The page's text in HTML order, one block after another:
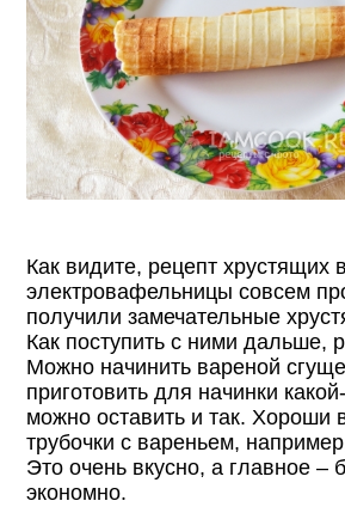
Как видите, рецепт хрустящих
электровафельницы совсем
получили замечательные
Как поступить с ними дальше,
Можно начинить вареной
приготовить для начинки
можно оставить и так. Хороши
трубочки с вареньем,
Это очень вкусно, а главное –
экономно.